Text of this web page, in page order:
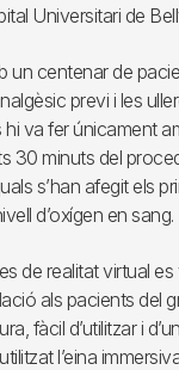
Universitari de
un centenar de
previ i les
va fer únicament
30 minuts del
s’han afegit els
d’oxígen en sang.
de realitat virtual
als pacients
fàcil d’utilitzar i
l’eina